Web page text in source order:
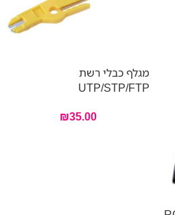
מגלף כבלי רשת
UTP/STP/FTP
₪35.00